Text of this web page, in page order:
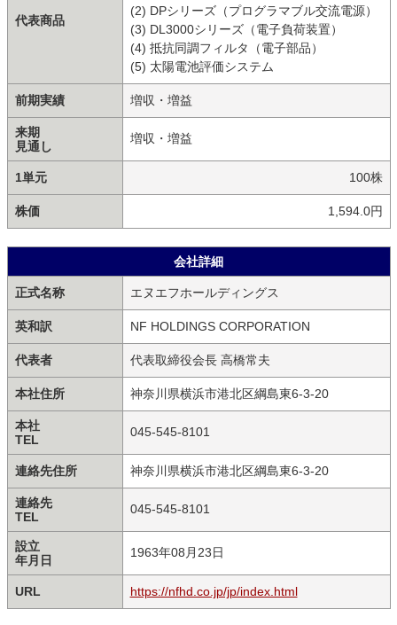
代表商品
(2) DPシリーズ（プログラマブル交流電源）
(3) DL3000シリーズ（電子負荷装置）
(4) 抵抗同調フィルタ（電子部品）
(5) 太陽電池評価システム
前期実績 増収・増益
来期
見通し
増収・増益
1単元 100株
株価 1,594.0円
会社詳細
正式名称 エヌエフホールディングス
英和訳 NF HOLDINGS CORPORATION
代表者 代表取締役会長 高橋常夫
本社住所 神奈川県横浜市港北区綱島東6-3-20
本社
TEL
045-545-8101
連絡先住所 神奈川県横浜市港北区綱島東6-3-20
連絡先
TEL
045-545-8101
設立
年月日
1963年08月23日
URL https://nfhd.co.jp/jp/index.html